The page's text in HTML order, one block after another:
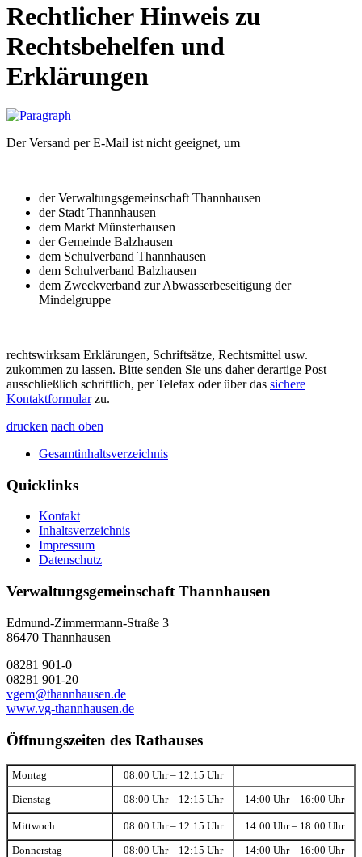
Rechtlicher Hinweis zu
Rechtsbehelfen und
Erklärungen
Der Versand per E-Mail ist nicht geeignet, um
der Verwaltungsgemeinschaft Thannhausen
der Stadt Thannhausen
dem Markt Münsterhausen
der Gemeinde Balzhausen
dem Schulverband Thannhausen
dem Schulverband Balzhausen
dem Zweckverband zur Abwasserbeseitigung der
Mindelgruppe
rechtswirksam Erklärungen, Schriftsätze, Rechtsmittel usw.
zukommen zu lassen. Bitte senden Sie uns daher derartige Post
ausschließlich schriftlich, per Telefax oder über das sichere
Kontaktformularzu.
drucken nach oben
Gesamtinhaltsverzeichnis
Quicklinks
Kontakt
Inhaltsverzeichnis
Impressum
Datenschutz
Verwaltungsgemeinschaft Thannhausen
Edmund-Zimmermann-Straße 3
86470 Thannhausen
08281 901-0
08281 901-20
vgem@thannhausen.de
www.vg-thannhausen.de
Öffnungszeiten des Rathauses
Montag 08:00 Uhr – 12:15 Uhr
Dienstag 08:00 Uhr – 12:15 Uhr 14:00 Uhr – 16:00 Uhr
Mittwoch 08:00 Uhr – 12:15 Uhr 14:00 Uhr – 18:00 Uhr
Donnerstag 08:00 Uhr – 12:15 Uhr 14:00 Uhr – 16:00 Uhr